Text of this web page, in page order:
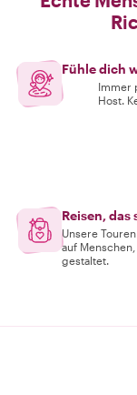
Fühle dich
Immer
Host.
Reisen,
Unsere
auf
gestaltet.